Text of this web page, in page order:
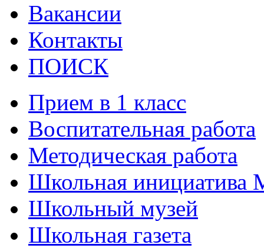
Вакансии
Контакты
ПОИСК
Прием в 1 класс
Воспитательная работа
Методическая работа
Школьная инициатива
Школьный музей
Школьная газета